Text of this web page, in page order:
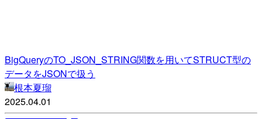
BigQueryのTO_JSON_STRING関数を用いてSTRUCT型の
データをJSONで扱う
根本夏瑠
2025.04.01